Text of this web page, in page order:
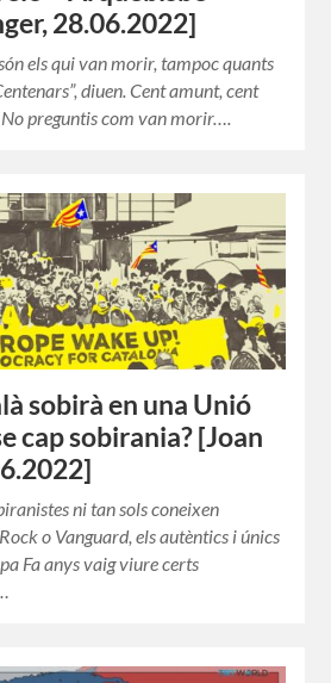
28.06.2022]
els qui van morir, tampoc quants
diuen. Cent amunt, cent
preguntis com van morir….
sobirà en una Unió
cap sobirania? [Joan
ni tan sols coneixen
o Vanguard, els autèntics i únics
Fa anys vaig viure certs